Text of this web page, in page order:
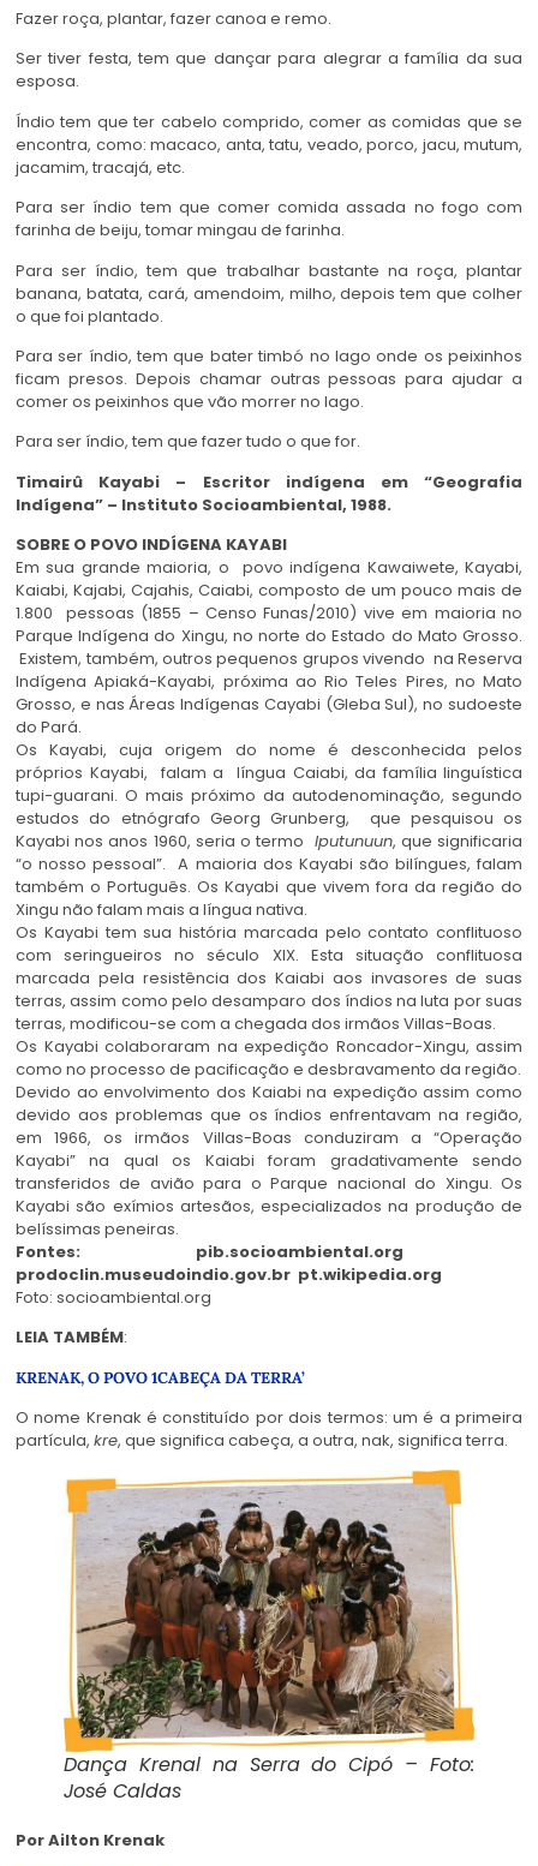
Fazer roça, plantar, fazer canoa e remo.
Ser tiver festa, tem que dançar para alegrar a família da sua
esposa.
Índio tem que ter cabelo comprido, comer as comidas que se
encontra, como: macaco, anta, tatu, veado, porco, jacu, mutum,
jacamim, tracajá, etc.
Para ser índio tem que comer comida assada no fogo com
farinha de beiju, tomar mingau de farinha.
Para ser índio, tem que trabalhar bastante na roça, plantar
banana, batata, cará, amendoim, milho, depois tem que colher
o que foi plantado.
Para ser índio, tem que bater timbó no lago onde os peixinhos
ficam presos. Depois chamar outras pessoas para ajudar a
comer os peixinhos que vão morrer no lago.
Para ser índio, tem que fazer tudo o que for.
Timairû Kayabi – Escritor indígena em “Geografia
Indígena” – Instituto Socioambiental, 1988.
SOBRE O POVO INDÍGENA KAYABI
Em sua grande maioria, o povo indígena Kawaiwete, Kayabi,
Kaiabi, Kajabi, Cajahis, Caiabi, composto de um pouco mais de
1.800 pessoas (1855 – Censo Funas/2010) vive em maioria no
Parque Indígena do Xingu, no norte do Estado do Mato Grosso.
Existem, também, outros pequenos grupos vivendo na Reserva
Indígena Apiaká-Kayabi, próxima ao Rio Teles Pires, no Mato
Grosso, e nas Áreas Indígenas Cayabi (Gleba Sul), no sudoeste
do Pará.
Os Kayabi, cuja origem do nome é desconhecida pelos
próprios Kayabi, falam a língua Caiabi, da família linguística
tupi-guarani. O mais próximo da autodenominação, segundo
estudos do etnógrafo Georg Grunberg, que pesquisou os
Kayabi nos anos 1960, seria o termo Iputunuun, que significaria
“o nosso pessoal”. A maioria dos Kayabi são bilíngues, falam
também o Português. Os Kayabi que vivem fora da região do
Xingu não falam mais a língua nativa.
Os Kayabi tem sua história marcada pelo contato conflituoso
com seringueiros no século XIX. Esta situação conflituosa
marcada pela resistência dos Kaiabi aos invasores de suas
terras, assim como pelo desamparo dos índios na luta por suas
terras, modificou-se com a chegada dos irmãos Villas-Boas.
Os Kayabi colaboraram na expedição Roncador-Xingu, assim
como no processo de pacificação e desbravamento da região.
Devido ao envolvimento dos Kaiabi na expedição assim como
devido aos problemas que os índios enfrentavam na região,
em 1966, os irmãos Villas-Boas conduziram a “Operação
Kayabi” na qual os Kaiabi foram gradativamente sendo
transferidos de avião para o Parque nacional do Xingu. Os
Kayabi são exímios artesãos, especializados na produção de
belíssimas peneiras.
Fontes: pib.socioambiental.org
prodoclin.museudoindio.gov.br pt.wikipedia.org
Foto: socioambiental.org
LEIA TAMBÉM:
KRENAK, O POVO 1CABEÇA DA TERRA’
O nome Krenak é constituído por dois termos: um é a primeira
partícula, kre, que significa cabeça, a outra, nak, significa terra.
Dança Krenal na Serra do Cipó – Foto:
José Caldas
Por Ailton Krenak